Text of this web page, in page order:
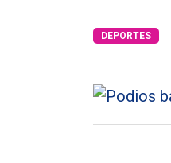
DEPORTES